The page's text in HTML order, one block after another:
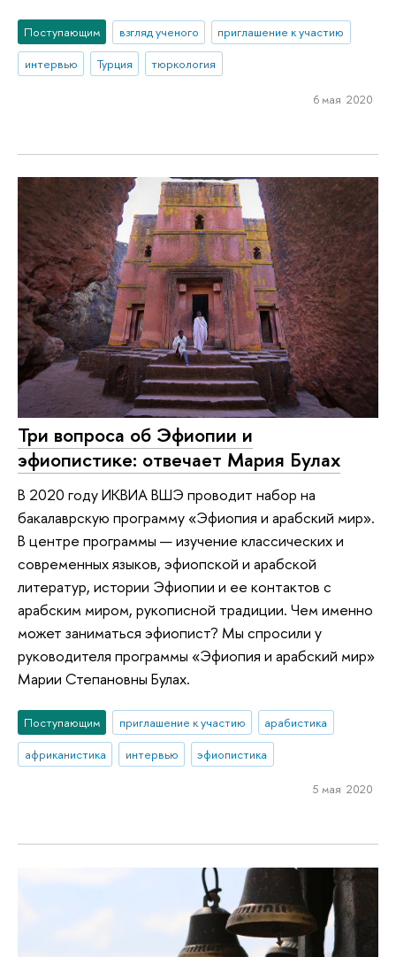
Поступающим взгляд ученого
приглашение к участию
интервью
Турция тюркология
6 мая 2020
Три вопроса об Эфиопии и
эфиопистике: отвечает Мария Булах
В 2020 году ИКВИА ВШЭ проводит набор на
бакалаврскую программу «Эфиопия и арабский мир».
В центре программы — изучение классических и
современных языков, эфиопской и арабской
литератур, истории Эфиопии и ее контактов с
арабским миром, рукописной традиции. Чем именно
может заниматься эфиопист? Мы спросили у
руководителя программы «Эфиопия и арабский мир»
Марии Степановны Булах.
Поступающим приглашение к участию
арабистика
африканистика
интервью эфиопистика
5 мая 2020